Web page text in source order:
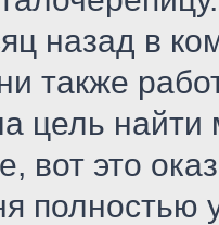
назад в
также
цель найти
вот это
полностью